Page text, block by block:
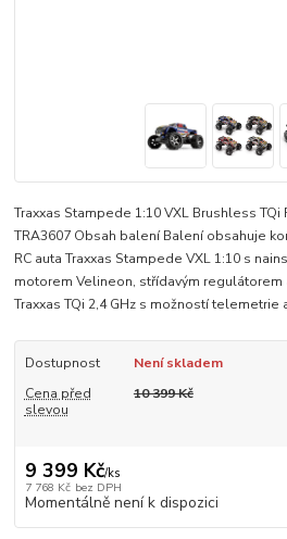
Traxxas Stampede 1:10 VXL Brushless TQi
TRA3607 Obsah balení Balení obsahuje
RC auta Traxxas Stampede VXL 1:10 s
motorem Velineon, střídavým regulátorem
Traxxas TQi 2,4 GHz s možností telemetrie
Dostupnost
Není skladem
Cena před
slevou
10 399 Kč
9 399 Kč/ks
7 768 Kč bez DPH
Momentálně není k dispozici